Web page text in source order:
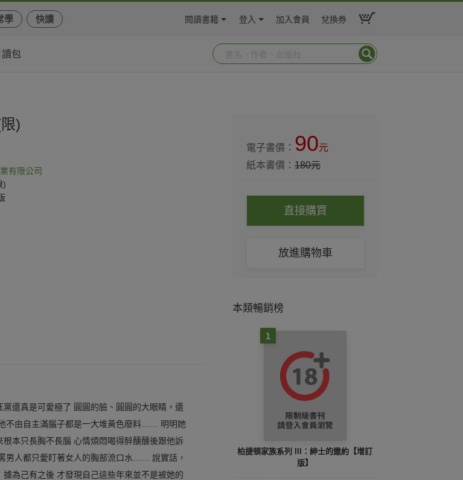
學 快讀 閱讀書籍 登入 加入會員 兌換券
包
)
有限公司
)
還真是可愛極了 圓圓的臉、圓圓的大眼睛，還
不由自主滿腦子都是一大堆黃色廢料…… 明明她
本只長胸不長腦 心情煩悶喝得醉醺醺後跟他訴
男人都只愛盯著女人的胸部流口水…… 說實話，
為己有之後 才發現自己這些年來並不是被她的
電子書價： 90元
紙本書價：180元
直接購買
放進購物車
本類暢銷榜
1
柏捷頓家族系列 III：紳士的邀約【增訂
版】